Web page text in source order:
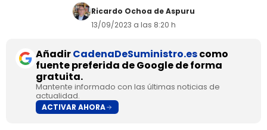
Ricardo Ochoa de Aspuru
13/09/2023 a las 8:20 h
AñadirCadenaDeSuministro.escomo
fuente preferida de Google de forma
gratuita.
Mantente informado con las últimas noticias de
actualidad.
ACTIVAR AHORA